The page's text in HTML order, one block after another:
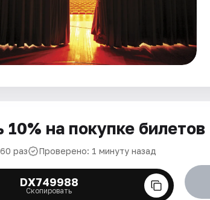
10% на покупке билетов
раз Проверено: 1 минуту назад
DX749988
Скопировать